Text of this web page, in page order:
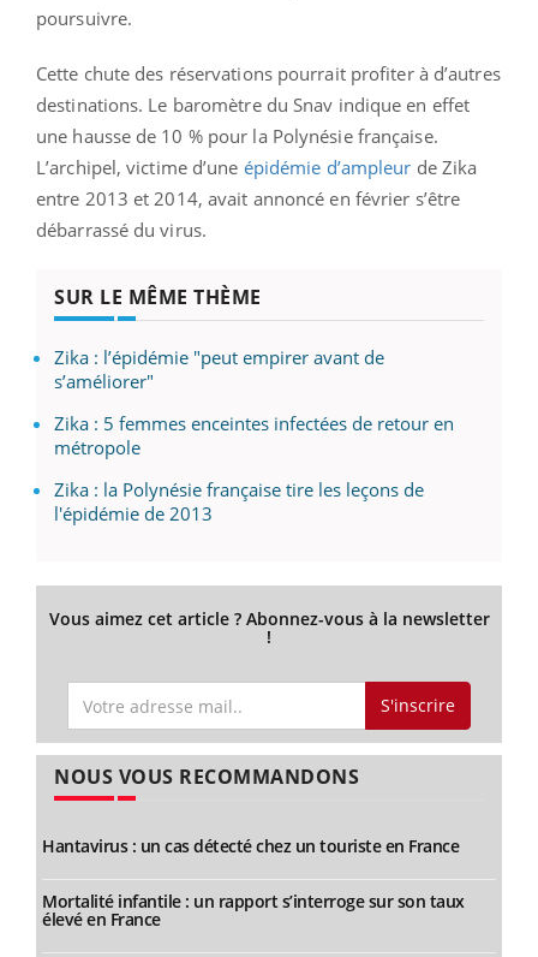
poursuivre.
Cette chute des réservations pourrait profiter à d’autres
destinations. Le baromètre du Snav indique en effet
une hausse de 10 % pour la Polynésie française.
L’archipel, victime d’une épidémie d’ampleur de Zika
entre 2013 et 2014, avait annoncé en février s’être
débarrassé du virus.
SUR LE MÊME THÈME
Zika : l’épidémie "peut empirer avant de
s’améliorer"
Zika : 5 femmes enceintes infectées de retour en
métropole
Zika : la Polynésie française tire les leçons de
l'épidémie de 2013
Vous aimez cet article ? Abonnez-vous à la newsletter
!
S'inscrire
NOUS VOUS RECOMMANDONS
Hantavirus : un cas détecté chez un touriste en France
Mortalité infantile : un rapport s’interroge sur son taux
élevé en France